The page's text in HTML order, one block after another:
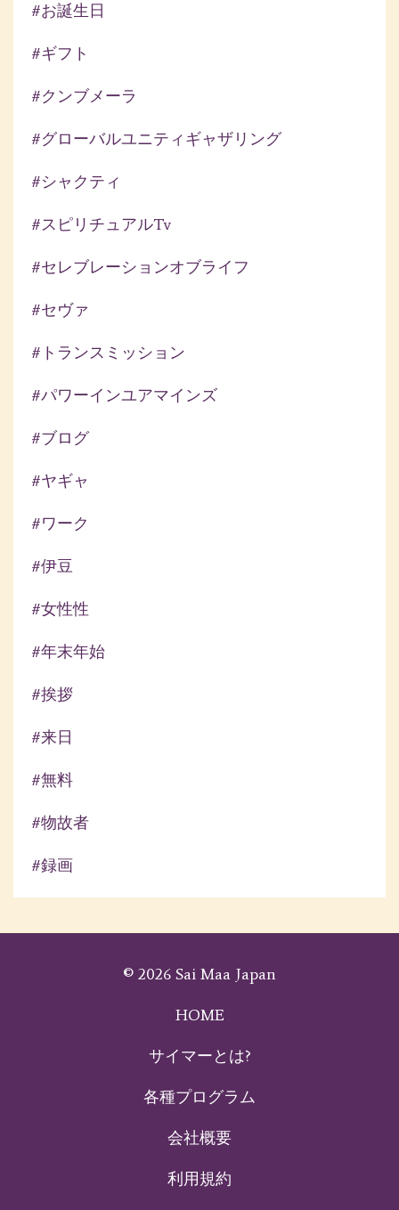
#お誕生日
#ギフト
#クンブメーラ
#グローバルユニティギャザリング
#シャクティ
#スピリチュアルtv
#セレブレーションオブライフ
#セヴァ
#トランスミッション
#パワーインユアマインズ
#ブログ
#ヤギャ
#ワーク
#伊豆
#女性性
#年末年始
#挨拶
#来日
#無料
#物故者
#録画
© 2026 Sai Maa Japan
HOME
サイマーとは?
各種プログラム
会社概要
利用規約